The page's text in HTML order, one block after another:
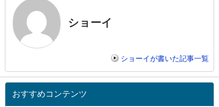
ショーイ
ショーイが書いた記事一覧
おすすめコンテンツ